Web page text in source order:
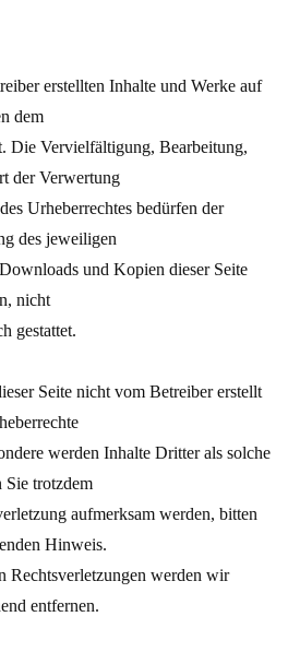
erstellten Inhalte und Werke auf
dem
Die Vervielfältigung, Bearbeitung,
der Verwertung
Urheberrechtes bedürfen der
des jeweiligen
und Kopien dieser Seite
nicht
gestattet.
Seite nicht vom Betreiber erstellt
werden Inhalte Dritter als solche
Sie trotzdem
aufmerksam werden, bitten
Hinweis.
Rechtsverletzungen werden wir
entfernen.